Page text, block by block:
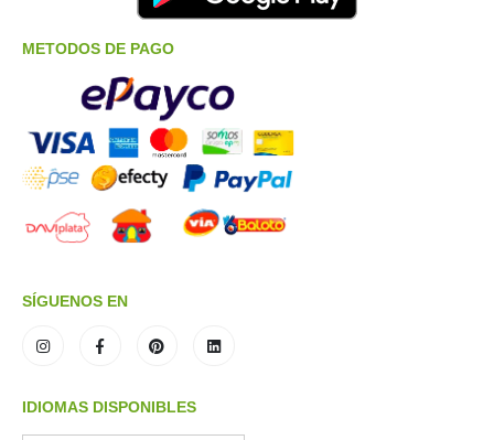
METODOS DE PAGO
SÍGUENOS EN
IDIOMAS DISPONIBLES